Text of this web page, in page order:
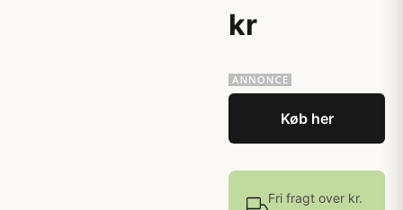
kr
Køb her
Fri fragt over kr.